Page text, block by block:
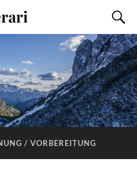
/ VORBEREITUNG